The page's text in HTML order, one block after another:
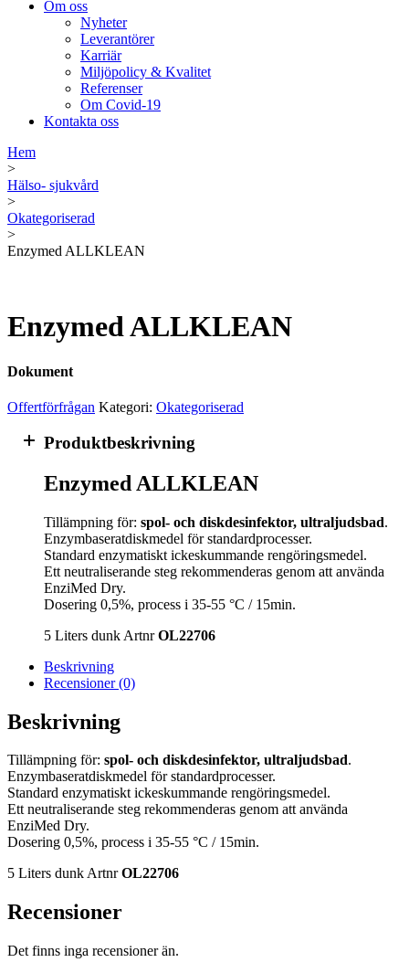
Om oss
Nyheter
Leverantörer
Karriär
Miljöpolicy & Kvalitet
Referenser
Om Covid-19
Kontakta oss
Hem
>
Hälso- sjukvård
>
Okategoriserad
>
Enzymed ALLKLEAN
Enzymed ALLKLEAN
Dokument
Offertförfrågan Kategori: Okategoriserad
Produktbeskrivning
Enzymed ALLKLEAN
Tillämpning för: spol- och diskdesinfektor, ultraljudsbad.
Enzymbaseratdiskmedel för standardprocesser.
Standard enzymatiskt ickeskummande rengöringsmedel.
Ett neutraliserande steg rekommenderas genom att använda
EnziMed Dry.
Dosering 0,5%, process i 35-55 °C / 15min.
5 Liters dunk ArtnrOL22706
Beskrivning
Recensioner (0)
Beskrivning
Tillämpning för: spol- och diskdesinfektor, ultraljudsbad.
Enzymbaseratdiskmedel för standardprocesser.
Standard enzymatiskt ickeskummande rengöringsmedel.
Ett neutraliserande steg rekommenderas genom att använda
EnziMed Dry.
Dosering 0,5%, process i 35-55 °C / 15min.
5 Liters dunk ArtnrOL22706
Recensioner
Det finns inga recensioner än.